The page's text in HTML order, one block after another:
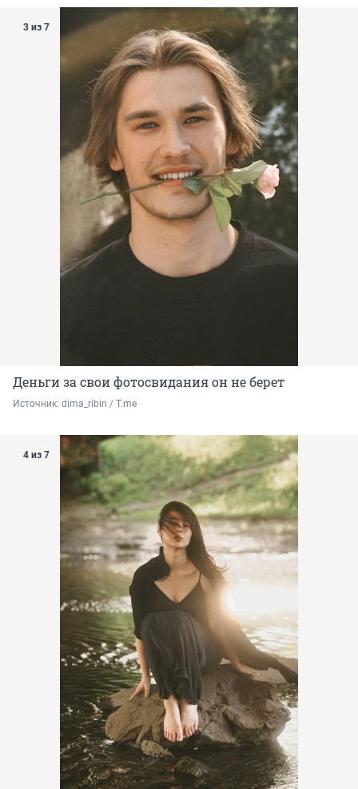
3 из 7
Деньги за свои фотосвидания он не берет
Источник: dima_ribin / T.me
4 из 7